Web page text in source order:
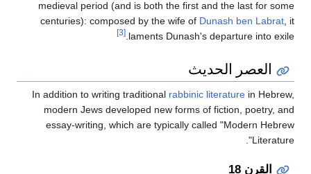
medieval period (and is both the first and the last for some
centuries): composed by the wife of Dunash ben Labrat , it
laments Dunash's departure into exile.
[3]
العصر الحديث
In addition to writing traditional rabbinic literature in Hebrew,
modern Jews developed new forms of fiction, poetry, and
essay-writing, which are typically called "Modern Hebrew
Literature".
القرن 18